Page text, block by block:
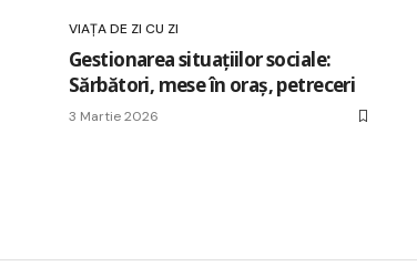
VIAȚA DE ZI CU ZI
Gestionarea situațiilor sociale:
Sărbători, mese în oraș, petreceri
3 Martie 2026